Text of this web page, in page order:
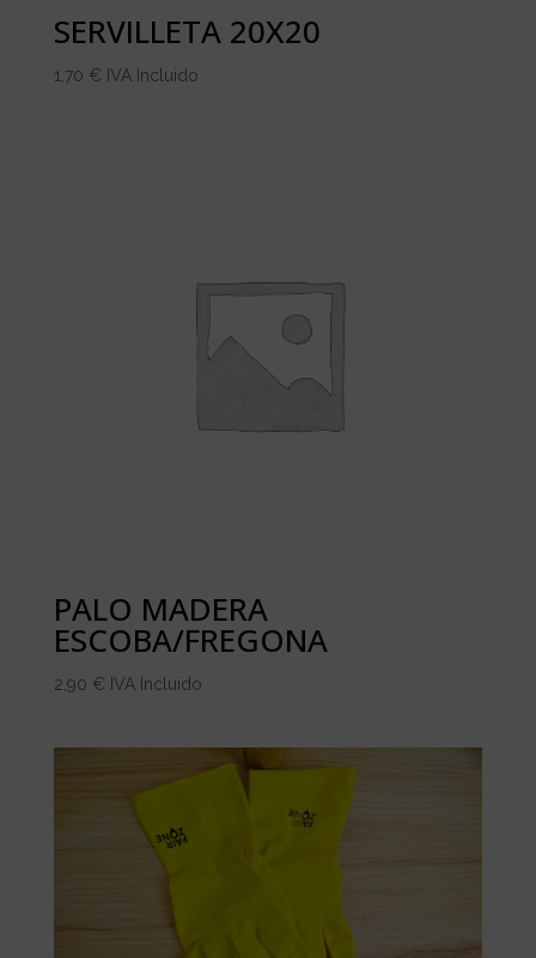
SERVILLETA 20X20
1,70 € IVA Incluido
PALO MADERA
ESCOBA/FREGONA
2,90 € IVA Incluido